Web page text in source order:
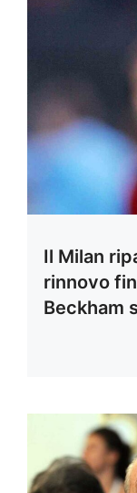
Il Milan
rinnovo
Beckham